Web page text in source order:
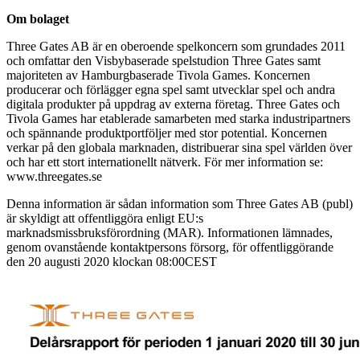
Om bolaget
Three Gates AB är en oberoende spelkoncern som grundades 2011
och omfattar den Visbybaserade spelstudion Three Gates samt
majoriteten av Hamburgbaserade Tivola Games. Koncernen
producerar och förlägger egna spel samt utvecklar spel och andra
digitala produkter på uppdrag av externa företag. Three Gates och
Tivola Games har etablerade samarbeten med starka industripartners
och spännande produktportföljer med stor potential. Koncernen
verkar på den globala marknaden, distribuerar sina spel världen över
och har ett stort internationellt nätverk. För mer information se:
www.threegates.se
Denna information är sådan information som Three Gates AB (publ)
är skyldigt att offentliggöra enligt EU:s
marknadsmissbruksförordning (MAR). Informationen lämnades,
genom ovanstående kontaktpersons försorg, för offentliggörande
den 20 augusti 2020 klockan 08:00CEST